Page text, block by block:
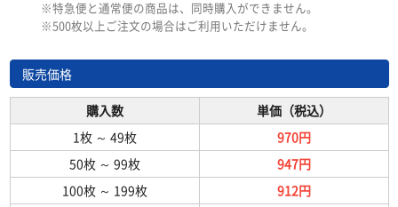
※特急便と通常便の商品は、同時購入ができません。
※500枚以上ご注文の場合はご利用いただけません。
販売価格
購入数
単価（税込）
1枚 ～ 49枚
970円
50枚 ～ 99枚
947円
100枚 ～ 199枚
912円